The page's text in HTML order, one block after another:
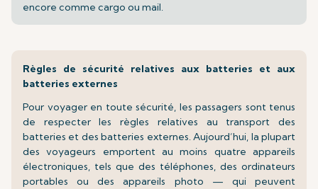
encore comme cargo ou mail.
Règles de sécurité relatives aux batteries et aux
batteries externes
Pour voyager en toute sécurité, les passagers sont tenus
de respecter les règles relatives au transport des
batteries et des batteries externes. Aujourd’hui, la plupart
des voyageurs emportent au moins quatre appareils
électroniques, tels que des téléphones, des ordinateurs
portables ou des appareils photo — qui peuvent